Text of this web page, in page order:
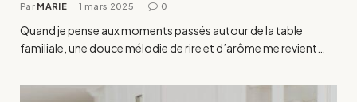
Par MARIE 1 mars 2025 0
Quand je pense aux moments passés autour de la table
familiale, une douce mélodie de rire et d’arôme me revient…